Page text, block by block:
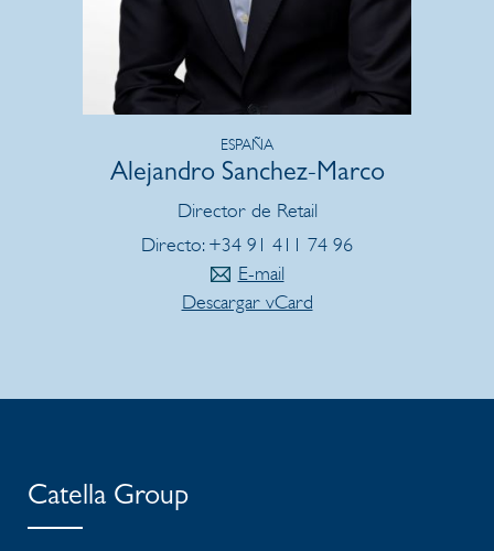
ESPAÑA
Alejandro Sanchez-Marco
Director de Retail
Directo: +34 91 411 74 96
E-mail
Descargar vCard
Catella Group